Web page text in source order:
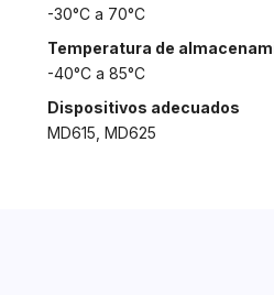
-30°C a 70°C
Temperatura de
-40°C a 85°C
Dispositivos adecuados
MD615, MD625